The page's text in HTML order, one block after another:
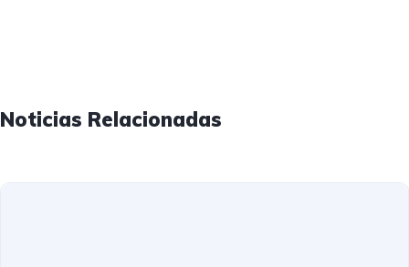
Noticias Relacionadas